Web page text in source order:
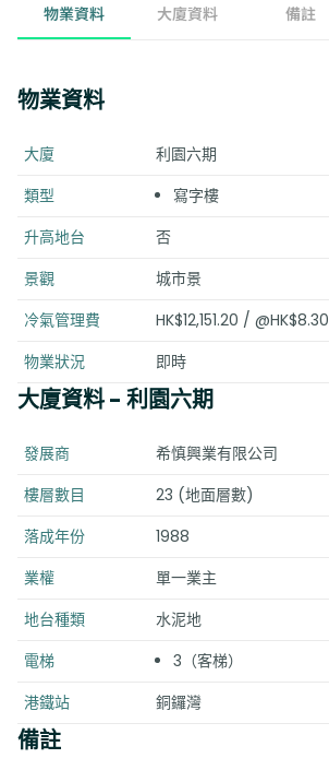
物業資料 大廈資料 備註
物業資料
大廈
利園六期
類型
寫字樓
升高地台
否
景觀
城市景
冷氣管理費
HK$12,151.20 / @HK$8.30
物業狀況
即時
大廈資料- 利園六期
發展商
希慎興業有限公司
樓層數目
23 (地面層數)
落成年份
1988
業權
單一業主
地台種類
水泥地
電梯
3（客梯）
港鐵站
銅鑼灣
備註